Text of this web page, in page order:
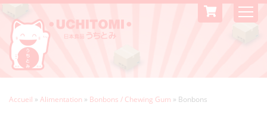
Accueil » Alimentation » Bonbons / Chewing Gum » Bonbons